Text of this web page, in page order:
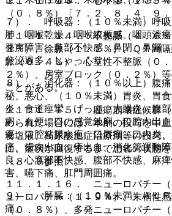
７）． 呼吸器：（１０％未満）呼
肺、咽喉乾燥、咽喉絞扼感、咽頭潰
発声障害、鼻部不快感、鼻閉、鼻漏
分泌過多、しゃっくり。
８）． 消化器：（１０％以上）腹
秘、悪心、（１０％未満）胃炎、胃
炎、食道痙攣、げっぷ、大腸炎、腹
痢、血便、口の感覚鈍麻、口腔内出
瘍、口腔粘膜水疱、口唇痛、口内炎
痛、歯肉出血、痔出血、消化管運動
良、心窩部不快感、腹部不快感、麻
害、嚥下痛、肛門周囲痛。
９）． 肝臓：（１０％未満）ＡＬ
痛。
（０．８％）〔７．２、８．４、９
１１．１．１４． 不整脈（４．６
３％）、徐脈（１．１％）、ＱＴ間
脈（０．４％）、心室性不整脈（０
２％）、房室ブロック（０．２％）
ことがある。
１１．１．１５． 腫瘍崩壊症候群
められた場合には、本剤の投与を中
食塩液、高尿酸血症治療剤等の投与
に、症状が回復するまで患者の状態
〔８．９参照〕。
１１．１．１６． ニューロパチー
ューロパチー（１．９％）、末梢性
（０．８％）、多発ニューロパチー